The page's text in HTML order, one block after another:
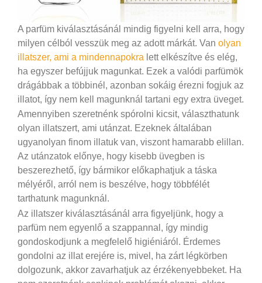
A parfüm kiválasztásánál mindig figyelni kell arra, hogy
milyen célból vesszük meg az adott márkát. Van olyan
illatszer, ami a mindennapokra lett elkészítve és elég,
ha egyszer befújjuk magunkat. Ezek a valódi parfümök
drágábbak a többinél, azonban sokáig érezni fogjuk az
illatot, így nem kell magunknál tartani egy extra üveget.
Amennyiben szeretnénk spórolni kicsit, választhatunk
olyan illatszert, ami utánzat. Ezeknek általában
ugyanolyan finom illatuk van, viszont hamarabb elillan.
Az utánzatok előnye, hogy kisebb üvegben is
beszerezhető, így bármikor előkaphatjuk a táska
mélyéről, arról nem is beszélve, hogy többfélét
tarthatunk magunknál.
Az illatszer kiválasztásánál arra figyeljünk, hogy a
parfüm nem egyenlő a szappannal, így mindig
gondoskodjunk a megfelelő higiéniáról. Érdemes
gondolni az illat erejére is, mivel, ha zárt légkörben
dolgozunk, akkor zavarhatjuk az érzékenyebbeket. Ha